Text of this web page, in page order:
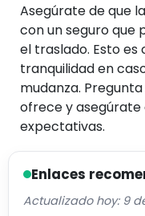
Asegúrate de que
con un seguro que
el traslado. Esto
tranquilidad en
mudanza.
ofrece y asegúrate
expectativas.
Enlaces
Actualizado hoy: 9